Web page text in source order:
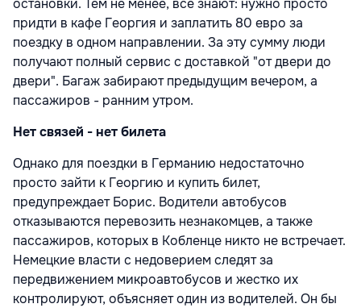
придти в кафе Георгия и заплатить 80 евро за
поездку в одном направлении. За эту сумму люди
получают полный сервис с доставкой "от двери до
двери". Багаж забирают предыдущим вечером, а
пассажиров - ранним утром.
Нет связей - нет билета
Однако для поездки в Германию недостаточно
просто зайти к Георгию и купить билет,
предупреждает Борис. Водители автобусов
отказываются перевозить незнакомцев, а также
пассажиров, которых в Кобленце никто не встречает.
Немецкие власти с недоверием следят за
передвижением микроавтобусов и жестко их
контролируют, объясняет один из водителей. Он бы